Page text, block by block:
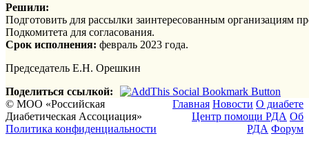
Решили:
Подготовить для рассылки заинтересованным
Подкомитета для согласования.
Срок исполнения: февраль 2023 года.
Председатель Е.Н. Орешкин
Поделиться ссылкой:
© МОО «Российская
Диабетическая Ассоциация»
Политика конфиденциальности
Главная Новости О диабете
Центр помощи РДА Об
РДА Форум